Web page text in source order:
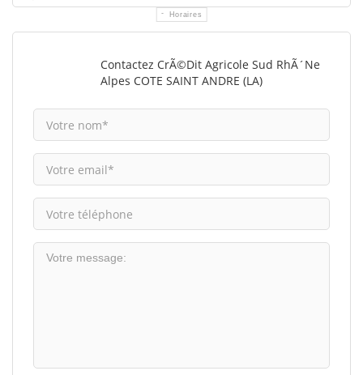
Horaires
Contactez CrÃ©dit Agricole Sud RhÃ´ne
Alpes COTE SAINT ANDRE (LA)